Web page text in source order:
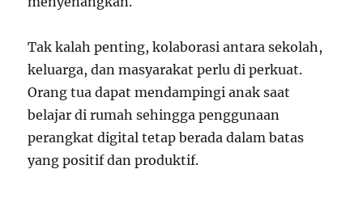
Tak kalah penting, kolaborasi antara sekolah,
keluarga, dan masyarakat perlu di perkuat.
Orang tua dapat mendampingi anak saat
belajar di rumah sehingga penggunaan
perangkat digital tetap berada dalam batas
yang positif dan produktif.